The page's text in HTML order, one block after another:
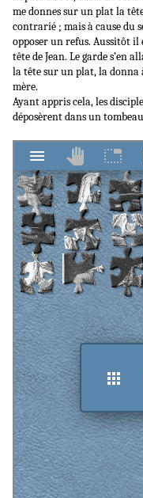
me donnes sur un plat la
contrarié ; mais à cause du
opposer un refus. Aussitôt il
tête de Jean. Le garde s’en
la tête sur un plat, la donna
mère.
Ayant appris cela, les
déposèrent dans un